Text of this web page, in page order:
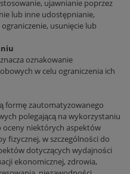
ujawnianie poprzez
lub inne udostępnianie,
usunięcie lub
oznakowanie
w celu ograniczenia ich
formę zautomatyzowanego
polegającą na wykorzystaniu
niektórych aspektów
fizycznej, w szczególności do
dotyczących wydajności
ekonomicznej, zdrowia,